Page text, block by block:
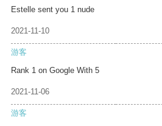
Estelle sent you 1 nude
2021-11-10
游客
Rank 1 on Google With 5
2021-11-06
游客